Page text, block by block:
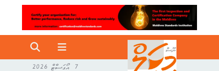
7 އޯގަސްޓް 2026